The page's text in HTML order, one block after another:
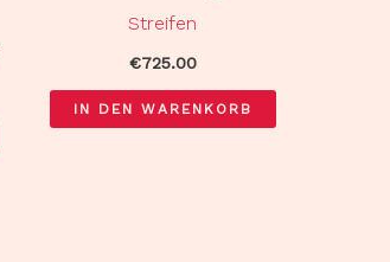
Streifen
€725.00
IN DEN WARENKORB